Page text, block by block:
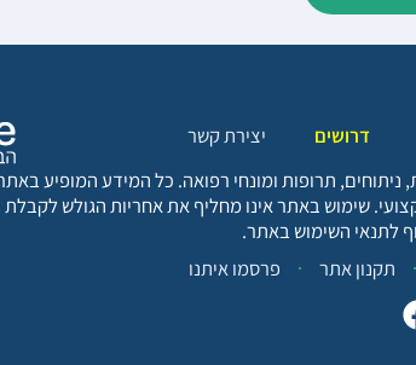
דרושים
יצירת קשר
תרופות ומונחי רפואה. כל המידע המופיע
שימוש באתר אינו מחליף את אחריות הגולש לקבלת
לתנאי השימוש באתר.
תקנון אתר פרסמו איתנו